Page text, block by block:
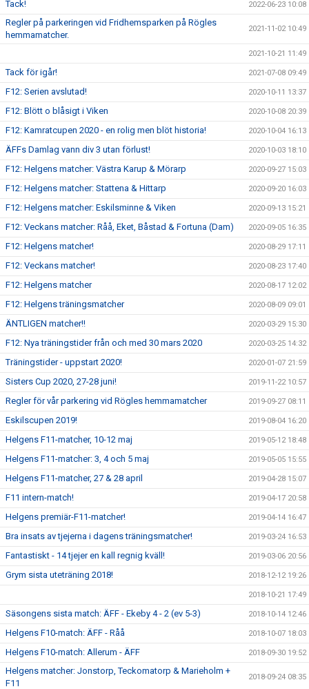
Tack! 2022-06-23 10:08
Regler på parkeringen vid Fridhemsparken på Rögles
hemmamatcher.
2021-11-02 10:49
2021-10-21 11:49
Tack för igår! 2021-07-08 09:49
F12: Serien avslutad! 2020-10-11 13:37
F12: Blött o blåsigt i Viken 2020-10-08 20:39
F12: Kamratcupen 2020 - en rolig men blöt historia! 2020-10-04 16:13
ÄFFs Damlag vann div 3 utan förlust! 2020-10-03 18:10
F12: Helgens matcher: Västra Karup & Mörarp 2020-09-27 15:03
F12: Helgens matcher: Stattena & Hittarp 2020-09-20 16:03
F12: Helgens matcher: Eskilsminne & Viken 2020-09-13 15:21
F12: Veckans matcher: Råå, Eket, Båstad & Fortuna (Dam) 2020-09-05 16:35
F12: Helgens matcher! 2020-08-29 17:11
F12: Veckans matcher! 2020-08-23 17:40
F12: Helgens matcher 2020-08-17 12:02
F12: Helgens träningsmatcher 2020-08-09 09:01
ÄNTLIGEN matcher!! 2020-03-29 15:30
F12: Nya träningstider från och med 30 mars 2020 2020-03-25 14:32
Träningstider - uppstart 2020! 2020-01-07 21:59
Sisters Cup 2020, 27-28 juni! 2019-11-22 10:57
Regler för vår parkering vid Rögles hemmamatcher 2019-09-27 08:11
Eskilscupen 2019! 2019-08-04 16:20
Helgens F11-matcher, 10-12 maj 2019-05-12 18:48
Helgens F11-matcher: 3, 4 och 5 maj 2019-05-05 15:55
Helgens F11-matcher, 27 & 28 april 2019-04-28 15:07
F11 intern-match! 2019-04-17 20:58
Helgens premiär-F11-matcher! 2019-04-14 16:47
Bra insats av tjejerna i dagens träningsmatcher! 2019-03-24 16:53
Fantastiskt - 14 tjejer en kall regnig kväll! 2019-03-06 20:56
Grym sista uteträning 2018! 2018-12-12 19:26
2018-10-21 17:49
Säsongens sista match: ÄFF - Ekeby 4 - 2 (ev 5-3) 2018-10-14 12:46
Helgens F10-match: ÄFF - Råå 2018-10-07 18:03
Helgens F10-match: Allerum - ÄFF 2018-09-30 19:52
Helgens matcher: Jonstorp, Teckomatorp & Marieholm +
F11
2018-09-24 08:35